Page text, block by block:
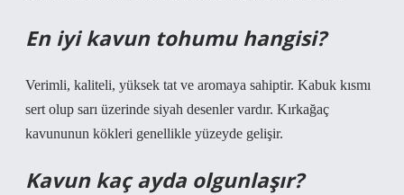
En iyi kavun tohumu hangisi?
Verimli, kaliteli, yüksek tat ve aromaya sahiptir. Kabuk kısmı
sert olup sarı üzerinde siyah desenler vardır. Kırkağaç
kavununun kökleri genellikle yüzeyde gelişir.
Kavun kaç ayda olgunlaşır?